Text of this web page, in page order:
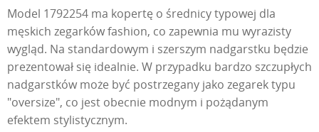
Model 1792254 ma kopertę o średnicy typowej dla
męskich zegarków fashion, co zapewnia mu wyrazisty
wygląd. Na standardowym i szerszym nadgarstku będzie
prezentował się idealnie. W przypadku bardzo szczupłych
nadgarstków może być postrzegany jako zegarek typu
"oversize", co jest obecnie modnym i pożądanym
efektem stylistycznym.